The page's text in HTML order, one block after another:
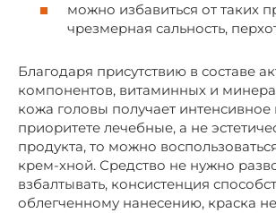
можно избавиться от таких
чрезмерная сальность,
Благодаря присутствию в составе
компонентов, витаминных и
кожа головы получает интенсивное
приоритете лечебные, а не
продукта, то можно
крем-хной. Средство не нужно
взбалтывать, консистенция
облегченному нанесению, краска